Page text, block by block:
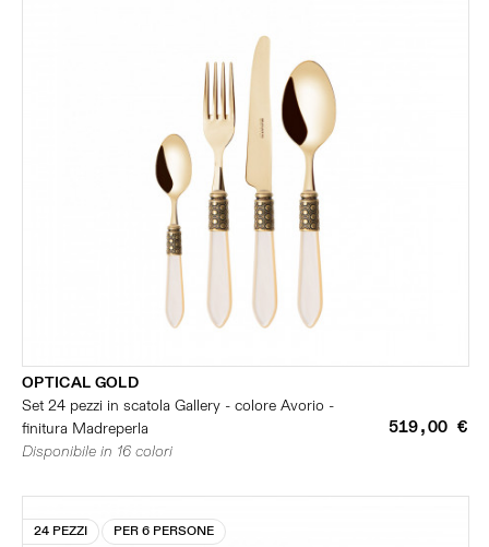
OPTICAL GOLD
Set 24 pezzi in scatola Gallery - colore Avorio -
finitura Madreperla
519,00 €
Disponibile in 16 colori
24 PEZZI PER 6 PERSONE